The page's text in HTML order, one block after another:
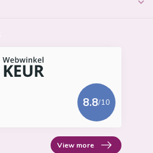
8.8/10
View more